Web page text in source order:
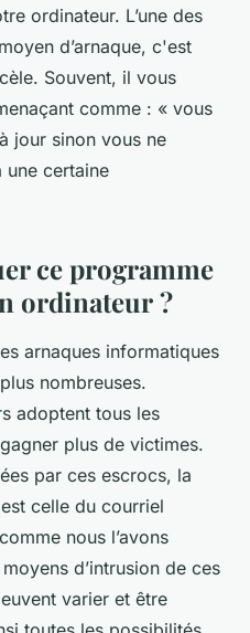
ordinateur. L’une des
d’arnaque, c'est
Souvent, il vous
comme : « vous
jour sinon vous ne
une certaine
ce programme
ordinateur ?
arnaques informatiques
nombreuses.
adoptent tous les
plus de victimes.
par ces escrocs, la
celle du courriel
nous l’avons
d’intrusion de ces
varier et être